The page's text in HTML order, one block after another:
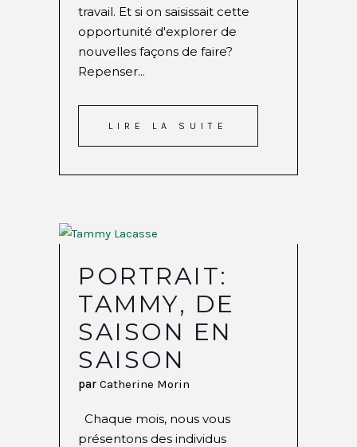
travail. Et si on saisissait cette
opportunité d'explorer de
nouvelles façons de faire?
Repenser...
LIRE LA SUITE
PORTRAIT:
TAMMY, DE
SAISON EN
SAISON
par Catherine Morin
Chaque mois, nous vous
présentons des individus